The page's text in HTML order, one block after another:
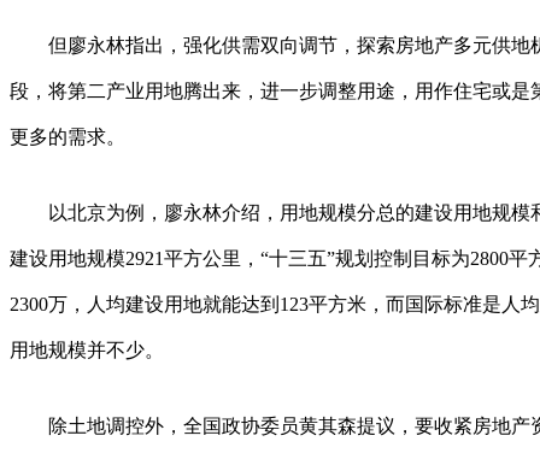
但廖永林指出，强化供需双向调节，探索房地产多元供地
段，将第二产业用地腾出来，进一步调整用途，用作住宅或是
更多的需求。
以北京为例，廖永林介绍，用地规模分总的建设用地规模
建设用地规模2921平方公里，“十三五”规划控制目标为2800
2300万，人均建设用地就能达到123平方米，而国际标准是人
用地规模并不少。
除土地调控外，全国政协委员黄其森提议，要收紧房地产